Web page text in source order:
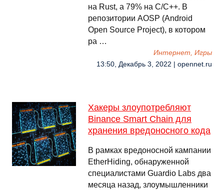
на Rust, а 79% на C/C++. В
репозитории AOSP (Android
Open Source Project), в котором
ра …
Интернет, Игры
13:50, Декабрь 3, 2022 | opennet.ru
Хакеры злоупотребляют
Binance Smart Chain для
хранения вредоносного кода
В рамках вредоносной кампании
EtherHiding, обнаруженной
специалистами Guardio Labs два
месяца назад, злоумышленники